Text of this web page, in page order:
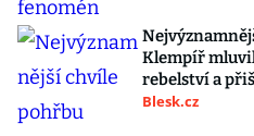
Klempíř mluvil
rebelství a
Blesk.cz